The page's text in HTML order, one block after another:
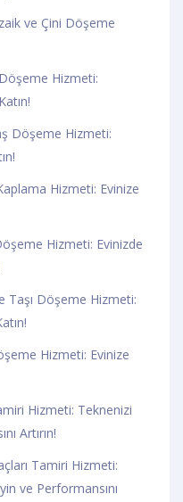
ve Çini Döşeme
Hizmeti:
Döşeme Hizmeti:
Hizmeti: Evinize
Hizmeti: Evinizde
Taşı Döşeme Hizmeti:
Hizmeti: Evinize
Hizmeti: Teknenizi
Artırın!
Tamiri Hizmeti:
ve Performansını